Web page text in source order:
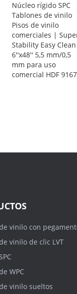
Núcleo rígido SPC
Tablones de vinilo
Pisos de vinilo
comerciales |
Stability Easy Clean
6''x48'' 5,5 mm/0,5
mm para uso
comercial HDF 9167
vinilo con
vinilo de clic LVT
WPC
vinilo sueltos